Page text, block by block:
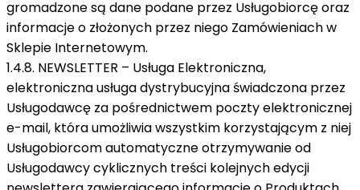
gromadzone są dane podane przez Usługobiorcę oraz
informacje o złożonych przez niego Zamówieniach w
Sklepie Internetowym.
1.4.8. NEWSLETTER – Usługa Elektroniczna,
elektroniczna usługa dystrybucyjna świadczona przez
Usługodawcę za pośrednictwem poczty elektronicznej
e-mail, która umożliwia wszystkim korzystającym z niej
Usługobiorcom automatyczne otrzymywanie od
Usługodawcy cyklicznych treści kolejnych edycji